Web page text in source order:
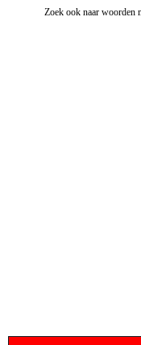
Zoek ook naar woorden